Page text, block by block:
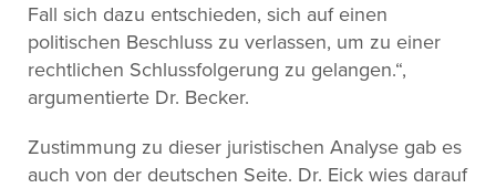
Fall sich dazu entschieden, sich auf einen
politischen Beschluss zu verlassen, um zu einer
rechtlichen Schlussfolgerung zu gelangen.“,
argumentierte Dr. Becker.
Zustimmung zu dieser juristischen Analyse gab es
auch von der deutschen Seite. Dr. Eick wies darauf